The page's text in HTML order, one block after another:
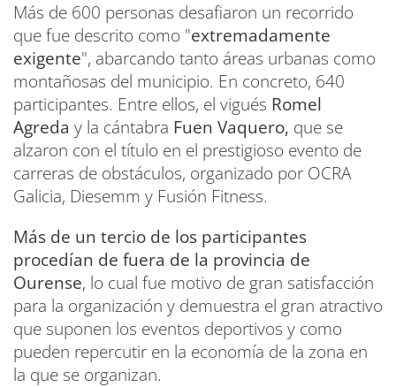
Más de 600 personas desafiaron un recorrido
que fue descrito como "extremadamente
exigente", abarcando tanto áreas urbanas como
montañosas del municipio. En concreto, 640
participantes. Entre ellos, el vigués Romel
Agreda y la cántabra Fuen Vaquero, que se
alzaron con el título en el prestigioso evento de
carreras de obstáculos, organizado por OCRA
Galicia, Diesemm y Fusión Fitness.
Más de un tercio de los participantes
procedían de fuera de la provincia de
Ourense, lo cual fue motivo de gran satisfacción
para la organización y demuestra el gran atractivo
que suponen los eventos deportivos y como
pueden repercutir en la economía de la zona en
la que se organizan.